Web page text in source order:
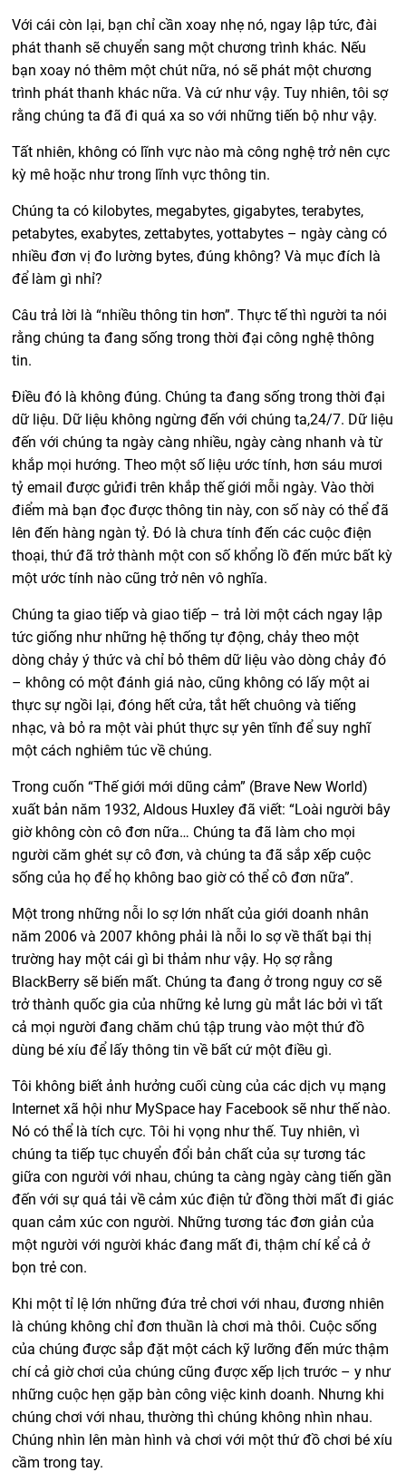
Với cái còn lại, bạn chỉ cần xoay nhẹ nó, ngay lập tức, đài
phát thanh sẽ chuyển sang một chương trình khác. Nếu
bạn xoay nó thêm một chút nữa, nó sẽ phát một chương
trình phát thanh khác nữa. Và cứ như vậy. Tuy nhiên, tôi sợ
rằng chúng ta đã đi quá xa so với những tiến bộ như vậy.
Tất nhiên, không có lĩnh vực nào mà công nghệ trở nên cực
kỳ mê hoặc như trong lĩnh vực thông tin.
Chúng ta có kilobytes, megabytes, gigabytes, terabytes,
petabytes, exabytes, zettabytes, yottabytes – ngày càng có
nhiều đơn vị đo lường bytes, đúng không? Và mục đích là
để làm gì nhỉ?
Câu trả lời là “nhiều thông tin hơn”. Thực tế thì người ta nói
rằng chúng ta đang sống trong thời đại công nghệ thông
tin.
Điều đó là không đúng. Chúng ta đang sống trong thời đại
dữ liệu. Dữ liệu không ngừng đến với chúng ta,24/7. Dữ liệu
đến với chúng ta ngày càng nhiều, ngày càng nhanh và từ
khắp mọi hướng. Theo một số liệu ước tính, hơn sáu mươi
tỷ email được gửiđi trên khắp thế giới mỗi ngày. Vào thời
điểm mà bạn đọc được thông tin này, con số này có thể đã
lên đến hàng ngàn tỷ. Đó là chưa tính đến các cuộc điện
thoại, thứ đã trở thành một con số khổng lồ đến mức bất kỳ
một ước tính nào cũng trở nên vô nghĩa.
Chúng ta giao tiếp và giao tiếp – trả lời một cách ngay lập
tức giống như những hệ thống tự động, chảy theo một
dòng chảy ý thức và chỉ bỏ thêm dữ liệu vào dòng chảy đó
– không có một đánh giá nào, cũng không có lấy một ai
thực sự ngồi lại, đóng hết cửa, tắt hết chuông và tiếng
nhạc, và bỏ ra một vài phút thực sự yên tĩnh để suy nghĩ
một cách nghiêm túc về chúng.
Trong cuốn “Thế giới mới dũng cảm” (Brave New World)
xuất bản năm 1932, Aldous Huxley đã viết: “Loài người bây
giờ không còn cô đơn nữa… Chúng ta đã làm cho mọi
người căm ghét sự cô đơn, và chúng ta đã sắp xếp cuộc
sống của họ để họ không bao giờ có thể cô đơn nữa”.
Một trong những nỗi lo sợ lớn nhất của giới doanh nhân
năm 2006 và 2007 không phải là nỗi lo sợ về thất bại thị
trường hay một cái gì bi thảm như vậy. Họ sợ rằng
BlackBerry sẽ biến mất. Chúng ta đang ở trong nguy cơ sẽ
trở thành quốc gia của những kẻ lưng gù mắt lác bởi vì tất
cả mọi người đang chăm chú tập trung vào một thứ đồ
dùng bé xíu để lấy thông tin về bất cứ một điều gì.
Tôi không biết ảnh hưởng cuối cùng của các dịch vụ mạng
Internet xã hội như MySpace hay Facebook sẽ như thế nào.
Nó có thể là tích cực. Tôi hi vọng như thế. Tuy nhiên, vì
chúng ta tiếp tục chuyển đổi bản chất của sự tương tác
giữa con người với nhau, chúng ta càng ngày càng tiến gần
đến với sự quá tải về cảm xúc điện tử đồng thời mất đi giác
quan cảm xúc con người. Những tương tác đơn giản của
một người với người khác đang mất đi, thậm chí kể cả ở
bọn trẻ con.
Khi một tỉ lệ lớn những đứa trẻ chơi với nhau, đương nhiên
là chúng không chỉ đơn thuần là chơi mà thôi. Cuộc sống
của chúng được sắp đặt một cách kỹ lưỡng đến mức thậm
chí cả giờ chơi của chúng cũng được xếp lịch trước – y như
những cuộc hẹn gặp bàn công việc kinh doanh. Nhưng khi
chúng chơi với nhau, thường thì chúng không nhìn nhau.
Chúng nhìn lên màn hình và chơi với một thứ đồ chơi bé xíu
cầm trong tay.